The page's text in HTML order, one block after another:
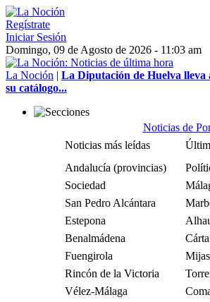
Regístrate
Iniciar Sesión
Domingo, 09 de Agosto de 2026 - 11:03 am
La Noción | La Diputación de Huelva
su catálogo...
Noticias de
Noticias más leídas
Andalucía (provincias)
Sociedad
San Pedro Alcántara
Estepona
Benalmádena
Fuengirola
Mijas
Rincón de la Victoria
Vélez-Málaga